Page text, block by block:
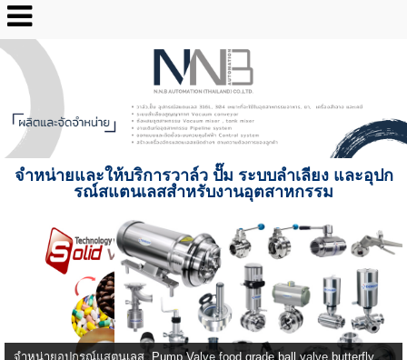
จำหน่ายและให้บริการวาล์ว ปั๊ม ระบบลำเลียง และอุปก
รณ์สแตนเลสสำหรับงานอุตสาหกรรม